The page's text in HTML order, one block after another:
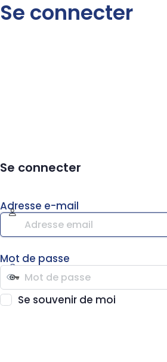
Se connecter
Se connecter
Adresse e-mail
Mot de passe
Se souvenir de moi